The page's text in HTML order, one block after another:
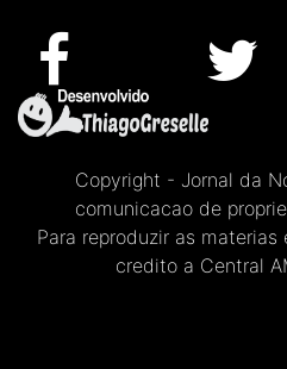
Copyright - Jornal da
comunicacao de
Para reproduzir as
credito a Central